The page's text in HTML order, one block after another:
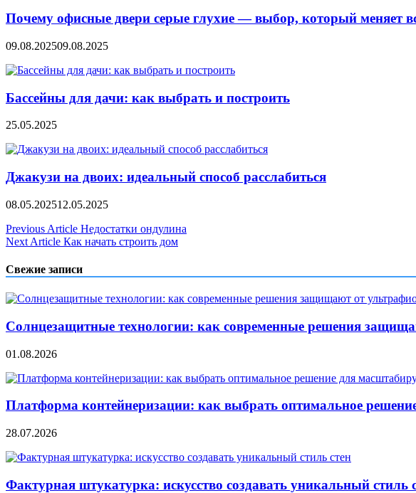
Почему офисные двери серые глухие — выбор, который меняет
09.08.202509.08.2025
Бассейны для дачи: как выбрать и построить
25.05.2025
Джакузи на двоих: идеальный способ расслабиться
08.05.202512.05.2025
Навигация
по
записям
Previous Article Недостатки ондулина
Next Article Как начать строить дом
Свежие записи
Солнцезащитные технологии: как современные решения
01.08.2026
Платформа контейнеризации: как выбрать оптимальное
28.07.2026
Фактурная штукатурка: искусство создавать уникальный стиль